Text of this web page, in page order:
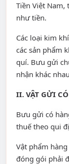
Tiền Việt Nam,
như tiền.
Các loại kim
các sản phẩm
quí. Bưu gửi
nhận khác
II. VẬT GỬI
Bưu gửi có
thuế theo qui
Vật phẩm
đóng gói phải